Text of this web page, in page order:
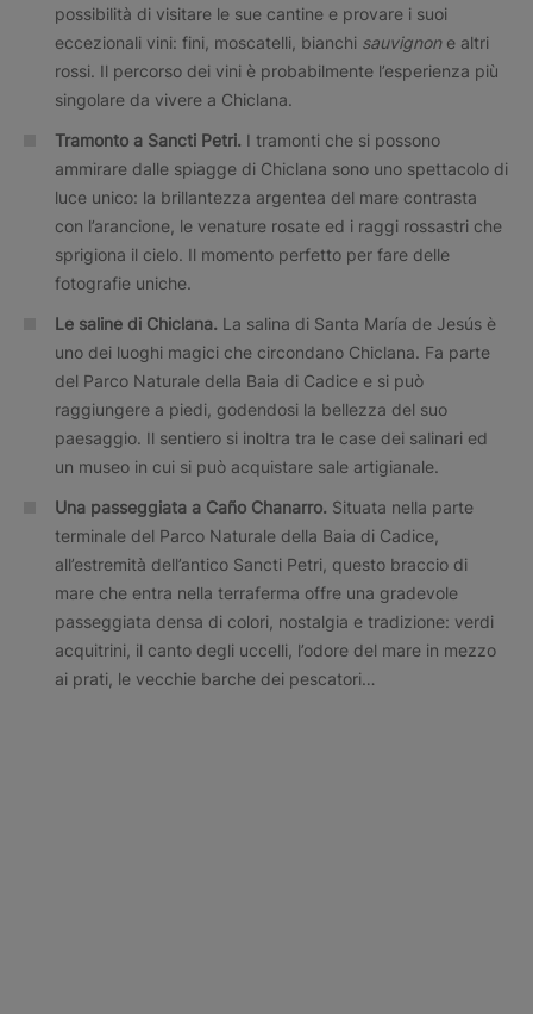
possibilità di visitare le sue cantine e provare i suoi
eccezionali vini: fini, moscatelli, bianchi sauvignone altri
rossi. Il percorso dei vini è probabilmente l’esperienza più
singolare da vivere a Chiclana.
Tramonto a Sancti Petri. I tramonti che si possono
ammirare dalle spiagge di Chiclana sono uno spettacolo di
luce unico: la brillantezza argentea del mare contrasta
con l’arancione, le venature rosate ed i raggi rossastri che
sprigiona il cielo. Il momento perfetto per fare delle
fotografie uniche.
Le saline di Chiclana. La salina di Santa María de Jesús è
uno dei luoghi magici che circondano Chiclana. Fa parte
del Parco Naturale della Baia di Cadice e si può
raggiungere a piedi, godendosi la bellezza del suo
paesaggio. Il sentiero si inoltra tra le case dei salinari ed
un museo in cui si può acquistare sale artigianale.
Una passeggiata a Caño Chanarro. Situata nella parte
terminale del Parco Naturale della Baia di Cadice,
all’estremità dell’antico Sancti Petri, questo braccio di
mare che entra nella terraferma offre una gradevole
passeggiata densa di colori, nostalgia e tradizione: verdi
acquitrini, il canto degli uccelli, l’odore del mare in mezzo
ai prati, le vecchie barche dei pescatori…